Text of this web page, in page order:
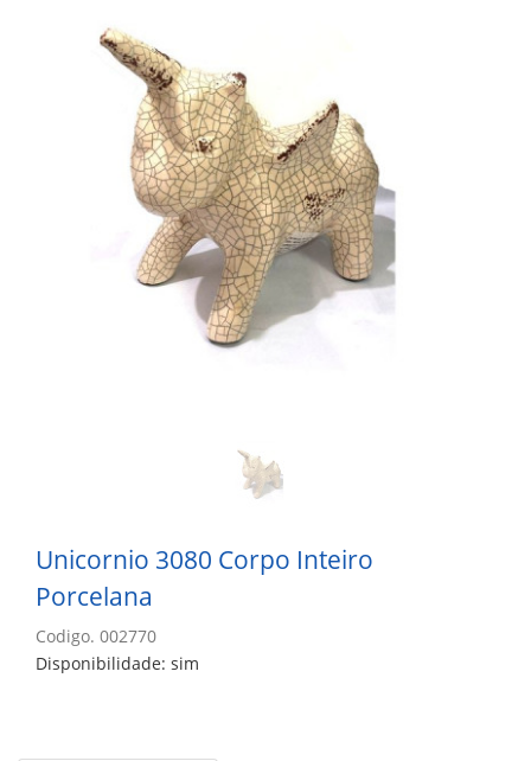
Unicornio 3080 Corpo Inteiro
Porcelana
Codigo. 002770
Disponibilidade: sim